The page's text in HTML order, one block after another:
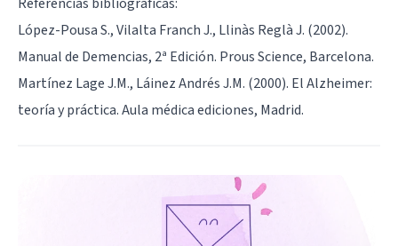
López-Pousa S., Vilalta Franch J., Llinàs Reglà J. (2002).
Manual de Demencias, 2ª Edición. Prous Science, Barcelona.
Martínez Lage J.M., Láinez Andrés J.M. (2000). El Alzheimer:
teoría y práctica. Aula médica ediciones, Madrid.